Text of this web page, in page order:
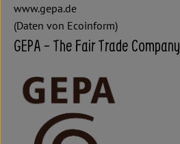
www.gepa.de
(Daten von Ecoinform)
GEPA - The Fair Trade Company